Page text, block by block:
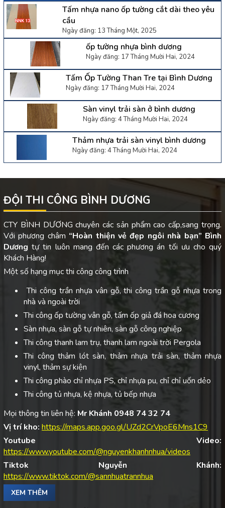
Tấm nhựa nano ốp tường cắt dài theo yêu
cầu
Ngày đăng: 13 Tháng Một, 2025
ốp tường nhựa bình dương
Ngày đăng: 17 Tháng Mười Hai, 2024
Tấm Ốp Tường Than Tre tại Bình Dương
Ngày đăng: 17 Tháng Mười Hai, 2024
Sàn vinyl trải sàn ở bình dương
Ngày đăng: 4 Tháng Mười Hai, 2024
Thảm nhựa trải sàn vinyl bình dương
Ngày đăng: 4 Tháng Mười Hai, 2024
ĐỘI THI CÔNG BÌNH DƯƠNG
CTY BÌNH DƯƠNG chuyên các sản phẩm cao cấp,sang trọng.
Với phương châm “Hoàn thiện vẻ đẹp ngôi nhà bạn” Bình
Dươngtự tin luôn mang đến các phương án tối ưu cho quý
Khách Hàng!
Một số hạng mục thi công công trình
Thi công trần nhựa vân gỗ, thi công trần gỗ nhựa trong
nhà và ngoài trời
Thi công ốp tường vân gỗ, tấm ốp giả đá hoa cương
Sàn nhựa, sàn gỗ tự nhiên, sàn gỗ công nghiệp
Thi công thanh lam trụ, thanh lam ngoài trời Pergola
Thi công thảm lót sàn, thảm nhựa trải sàn, thảm nhựa
vinyl, thảm sự kiện
Thi công phào chỉ nhựa PS, chỉ nhựa pu, chỉ chỉ uốn dẻo
Thi công tủ nhựa, kệ nhựa, tủ bếp nhựa
Mọi thông tin liên hệ: Mr Khánh 0948 74 32 74
Vị trí kho: https://maps.app.goo.gl/UZd2CrVpoE6Mns1C9
Youtube Video:
https://www.youtube.com/@nguyenkhanhnhua/videos
Tiktok Nguyễn Khánh:
https://www.tiktok.com/@sannhuatrannhua
XEM THÊM